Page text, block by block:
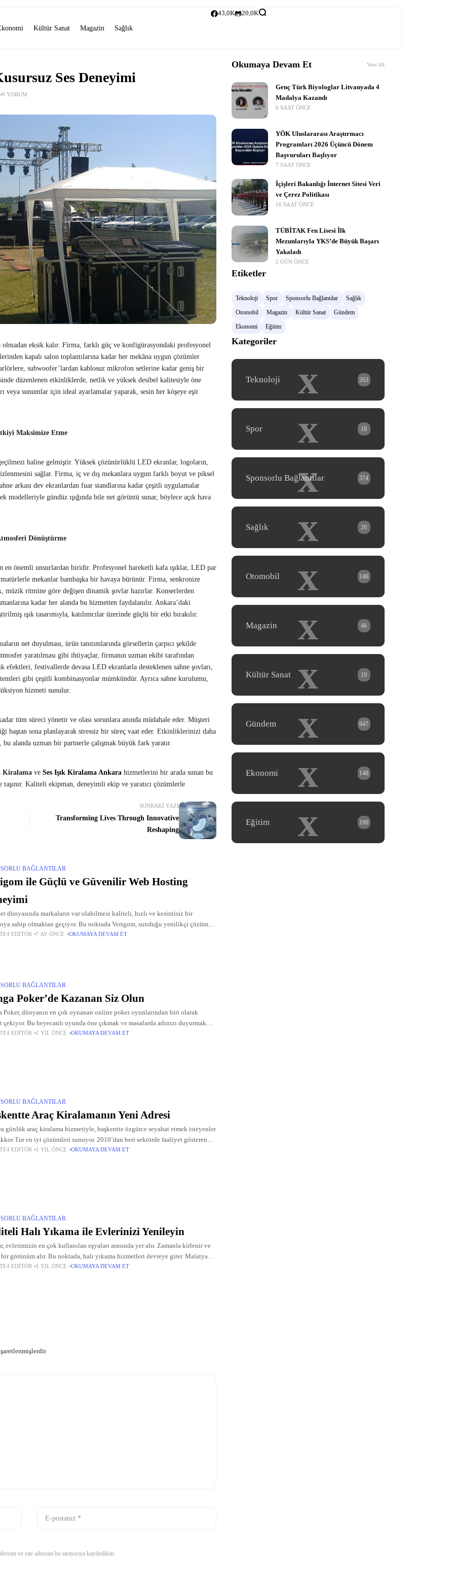
Kültür Sanat Magazin Sağlık
43,0K 20,0K
Ses Deneyimi
0 YORUM
eksik kalır. Firma, farklı güç ve konfigürasyondaki profesyonel
kapalı salon toplantılarına kadar her mekâna uygun çözümler
subwoofer’lardan kablosuz mikrofon setlerine kadar geniş bir
düzenlenen etkinliklerde, netlik ve yüksek desibel kalitesiyle öne
veya sunumlar için ideal ayarlamalar yaparak, sesin her köşeye eşit
Maksimize Etme
haline gelmiştir. Yüksek çözünürlüklü LED ekranlar, logoların,
sağlar. Firma, iç ve dış mekanlara uygun farklı boyut ve piksel
arkası dev ekranlardan fuar standlarına kadar çeşitli uygulamalar
modelleriyle gündüz ışığında bile net görüntü sunar, böylece açık hava
Dönüştürme
önemli unsurlardan biridir. Profesyonel hareketli kafa ışıklar, LED par
mekanlar bambaşka bir havaya bürünür. Firma, senkronize
müzik ritmine göre değişen dinamik şovlar hazırlar. Konserlerden
kadar her alanda bu hizmetten faydalanılır. Ankara’daki
ışık tasarımıyla, katılımcılar üzerinde güçlü bir etki bırakılır.
net duyulması, ürün tanıtımlarında görsellerin çarpıcı şekilde
yaratılması gibi ihtiyaçlar, firmanın uzman ekibi tarafından
efektleri, festivallerde devasa LED ekranlarla desteklenen sahne şovları,
gibi çeşitli kombinasyonlar mümkündür. Ayrıca sahne kurulumu,
hizmeti sunulur.
tüm süreci yönetir ve olası sorunlara anında müdahale eder. Müşteri
baştan sona planlayarak stressiz bir süreç vaat eder. Etkinliklerinizi daha
alanda uzman bir partnerle çalışmak büyük fark yaratır.
Kiralama ve Ses Işık Kiralama Ankara hizmetlerini bir arada sunan bu
Kaliteli ekipman, deneyimli ekip ve yaratıcı çözümlerle
SONRAKI YAZI
Transforming Lives Through Innovative
Reshaping
BAĞLANTILAR
ile Güçlü ve Güvenilir Web Hosting
dünyasında markaların var olabilmesi kaliteli, hızlı ve kesintisiz bir
sahip olmaktan geçiyor. Bu noktada Verigom, sunduğu yenilikçi çözümler,
altyapısı ve müşteri memnuniyetine odaklı yaklaşımıyla işletmelere önemli
EDITÖR 7 AY ÖNCE OKUMAYA DEVAM ET
BAĞLANTILAR
Poker’de Kazanan Siz Olun
Poker, dünyanın en çok oynanan online poker oyunlarından biri olarak
çekiyor. Bu heyecanlı oyunda öne çıkmak ve masalarda adınızı duyurmak
chip ve zynga poker chip gibi
EDITÖR 1 YIL ÖNCE OKUMAYA DEVAM ET
BAĞLANTILAR
Araç Kiralamanın Yeni Adresi
günlük araç kiralama hizmetiyle, başkentte özgürce seyahat etmek isteyenler
Tur en iyi çözümleri sunuyor. 2010’dan beri sektörde faaliyet gösteren
odaklı hizmet anlayışıyla dikkat çekiyor. Türkiye’nin
EDITÖR 1 YIL ÖNCE OKUMAYA DEVAM ET
BAĞLANTILAR
Halı Yıkama ile Evlerinizi Yenileyin
evlerimizin en çok kullanılan eşyaları arasında yer alır. Zamanla kirlenir ve
görünüm alır. Bu noktada, halı yıkama hizmetleri devreye girer. Malatya
konusunda uzmanlaşmış olan Akyurt
EDITÖR 1 YIL ÖNCE OKUMAYA DEVAM ET
ve site adresim bu tarayıcıya kaydedilsin.
Okumaya Devam Et View All
Genç Türk Biyologlar Litvanyada 4
Madalya Kazandı
6 SAAT ÖNCE
YÖK Uluslararası Araştırmacı
Programları 2026 Üçüncü Dönem
Başvuruları Başlıyor
7 SAAT ÖNCE
İçişleri Bakanlığı İnternet Sitesi Veri
ve Çerez Politikası
16 SAAT ÖNCE
TÜBİTAK Fen Lisesi İlk
Mezunlarıyla YKS’de Büyük Başarı
Yakaladı
2 GÜN ÖNCE
Etiketler
Teknoloji Spor Sponsorlu Bağlantılar
Sağlık
Otomobil
Magazin Kültür Sanat
Gündem
Ekonomi
Eğitim
Kategoriler
x
Teknoloji 263
x
Spor 18
x
Sponsorlu Bağlantılar 374
x
Sağlık 20
x
Otomobil 146
x
Magazin 46
x
Kültür Sanat 19
x
Gündem 947
x
Ekonomi 148
x
Eğitim 190